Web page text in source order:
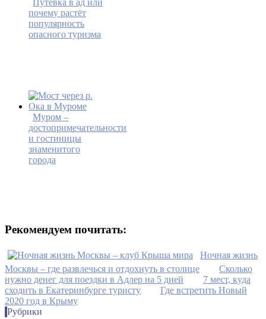
почему растёт
популярность
опасного туризма
Муром –
достопримечательности
и гостиницы
знаменитого
города
Рекомендуем почитать:
Ночная жизнь
Москвы – где развлечься и отдохнуть в столице
Сколько
нужно денег для поездки в Адлер на 5 дней
7 мест, куда
сходить в Екатеринбурге туристу
Где встретить Новый
2020 год в Крыму
Рубрики